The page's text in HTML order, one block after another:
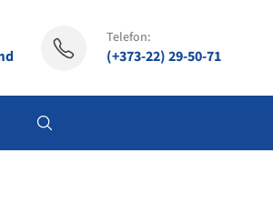
Telefon:
(+373-22) 29-50-71